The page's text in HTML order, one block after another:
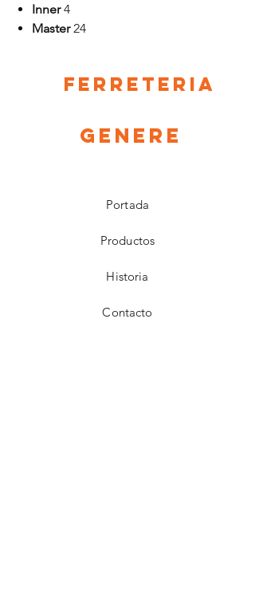
Inner4
Master24
Ferreteria
Genere
Portada
Productos
Historia
Contacto